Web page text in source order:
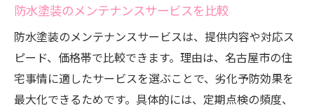
防水塗装のメンテナンスサービスを比較
防水塗装のメンテナンスサービスは、提供内容や対応ス
ピード、価格帯で比較できます。理由は、名古屋市の住
宅事情に適したサービスを選ぶことで、劣化予防効果を
最大化できるためです。具体的には、定期点検の頻度、